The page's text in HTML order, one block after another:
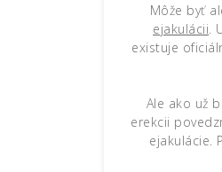
Môže byť
ejakulácii
existuje
Ale ako už
erekcii
ejakulácie